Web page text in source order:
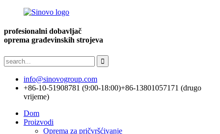
profesionalni dobavljač
oprema građevinskih strojeva
info@sinovogroup.com
+86-10-51908781 (9:00-18:00)+86-13801057171 (drugo
vrijeme)
Dom
Proizvodi
Oprema za pričvršćivanje